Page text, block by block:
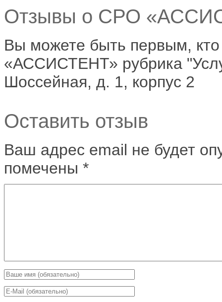
Отзывы о СРО
Вы можете быть первым,
«АССИСТЕНТ» рубрика
Шоссейная, д. 1, корпус 2
Оставить отзыв
Ваш адрес email не будет
помечены *